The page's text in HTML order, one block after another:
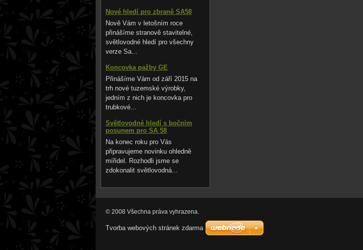
Nové hledí pro zbraně SA58
Nově Vám v letošním roce
přinášíme stranově stavitelné,
světlovodné hledí pro všechny
verze Sa...
Koncovka pažby GE
Přinášíme Vám od září 2015 na
trh nové tuzemské výrobky,
jedním z nich je koncovka pro
trubkové...
Světlovodné hledí s bočním
posunem pro SA 58
Na konec roku pro Vás
připravujeme novinku ohledně
mířidel. Rozhodli jsme se
zdokonalit světlovodná...
© 2008 Všechna práva vyhrazena.
Tvorba webových stránek zdarma